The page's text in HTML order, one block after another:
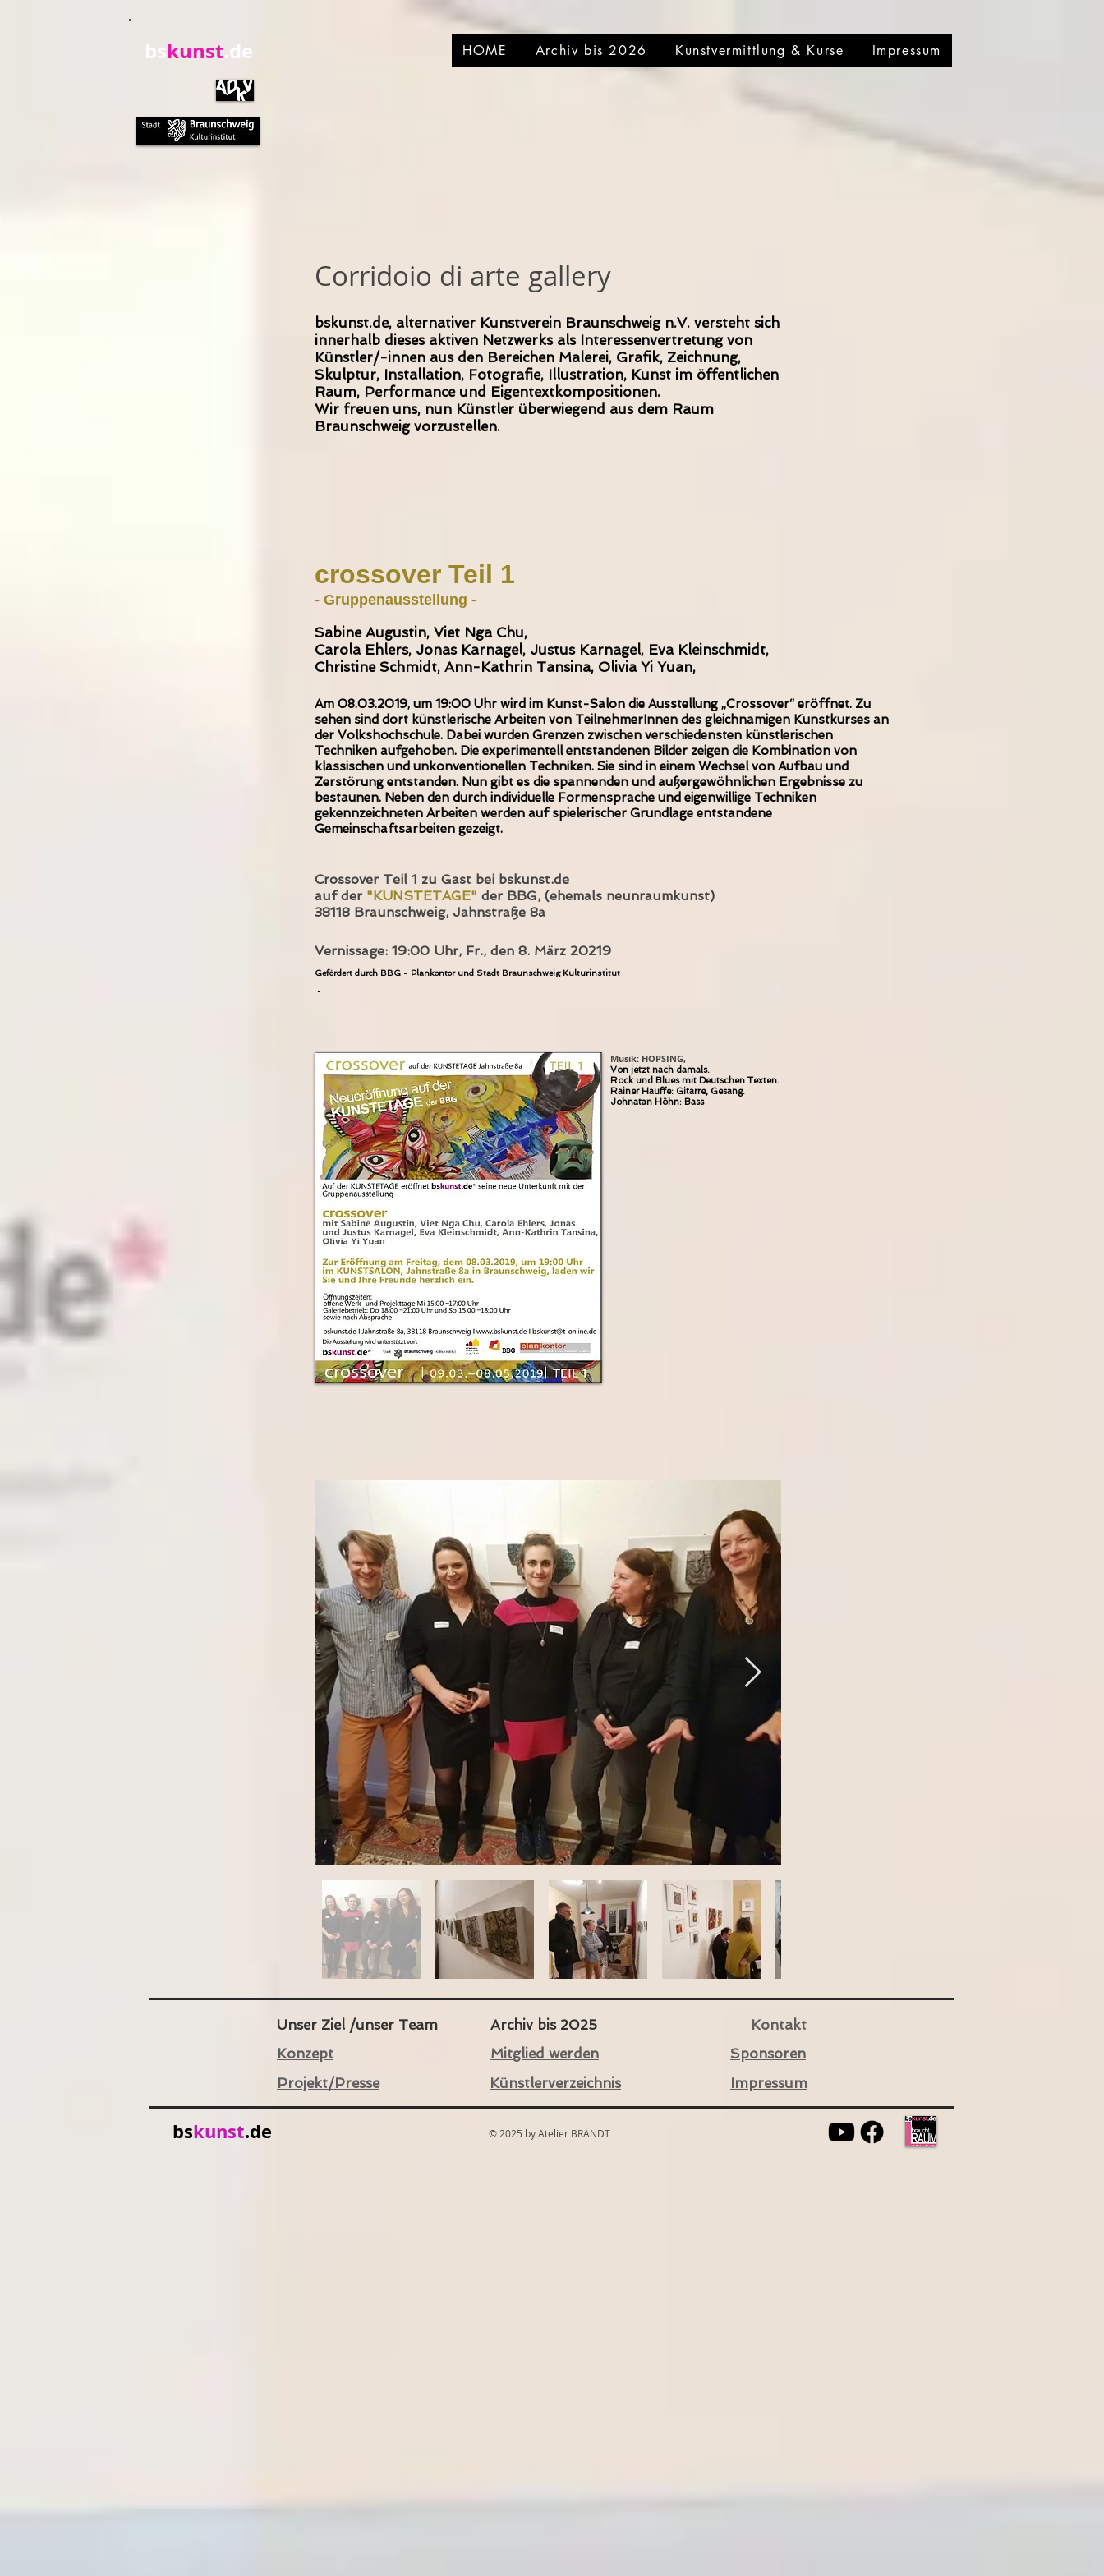
bskunst.de HOME Archiv bis 2026 Kunstvermittlung & Kurse Impressum
Corridoio di arte gallery
bskunst.de, alternativer Kunstverein Braunschweig n.V. versteht sich
innerhalb dieses aktiven Netzwerks als Interessenvertretung von
Künstler/-innen aus den Bereichen Malerei, Grafik, Zeichnung,
Skulptur, Installation, Fotografie, Illustration, Kunst im öffentlichen
Raum, Performance und Eigentextkompositionen.
Wir freuen uns, nun Künstler überwiegend aus dem Raum
Braunschweig vorzustellen.
crossover Teil 1
- Gruppenausstellung -
Sabine Augustin, Viet Nga Chu,
Carola Ehlers, Jonas Karnagel, Justus Karnagel, Eva Kleinschmidt,
Christine Schmidt, Ann-Kathrin Tansina, Olivia Yi Yuan,
Am 08.03.2019, um 19:00 Uhr wird im Kunst-Salon die Ausstellung „Crossover“ eröffnet. Zu
sehen sind dort künstlerische Arbeiten von TeilnehmerInnen des gleichnamigen Kunstkurses an
der Volkshochschule. Dabei wurden Grenzen zwischen verschiedensten künstlerischen
Techniken aufgehoben. Die experimentell entstandenen Bilder zeigen die Kombination von
klassischen und unkonventionellen Techniken. Sie sind in einem Wechsel von Aufbau und
Zerstörung entstanden. Nun gibt es die spannenden und außergewöhnlichen Ergebnisse zu
bestaunen. Neben den durch individuelle Formensprache und eigenwillige Techniken
gekennzeichneten Arbeiten werden auf spielerischer Grundlage entstandene
Gemeinschaftsarbeiten gezeigt.
Crossover Teil 1 zu Gast bei bskunst.de
auf der "KUNSTETAGE" der BBG, (ehemals neunraumkunst)
38118 Braunschweig, Jahnstraße 8a
Vernissage: 19:00 Uhr, Fr., den 8. März 20219
Gefördert durch BBG - Plankontor und Stadt Braunschweig Kulturinstitut
.
Musik: HOPSING,
Von jetzt nach damals.
Rock und Blues mit Deutschen Texten.
Rainer Hauffe: Gitarre, Gesang.
Johnatan Höhn: Bass
Unser Ziel /unser Team
Konzept
Projekt/Presse
Archiv bis 2025
Mitglied werden
Künstlerverzeichnis
Kontakt
Sponsoren
Impressum
bskunst.de © 2025 by Atelier BRANDT